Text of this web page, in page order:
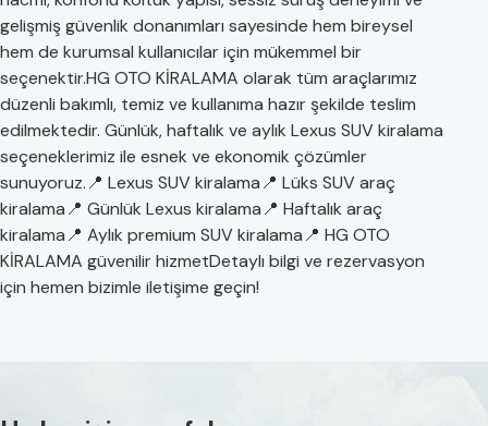
gelişmiş güvenlik donanımları sayesinde hem bireysel
hem de kurumsal kullanıcılar için mükemmel bir
seçenektir.HG OTO KİRALAMA olarak tüm araçlarımız
düzenli bakımlı, temiz ve kullanıma hazır şekilde teslim
edilmektedir. Günlük, haftalık ve aylık Lexus SUV kiralama
seçeneklerimiz ile esnek ve ekonomik çözümler
sunuyoruz.📍 Lexus SUV kiralama📍 Lüks SUV araç
kiralama📍 Günlük Lexus kiralama📍 Haftalık araç
kiralama📍 Aylık premium SUV kiralama📍 HG OTO
KİRALAMA güvenilir hizmetDetaylı bilgi ve rezervasyon
için hemen bizimle iletişime geçin!